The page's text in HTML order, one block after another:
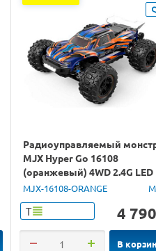
Радиоуправляемый
MJX Hyper Go 16108
(оранжевый) 4WD 2.4G LED
1/16 RTR
MJX-16108-ORANGE
Т 4 790
В